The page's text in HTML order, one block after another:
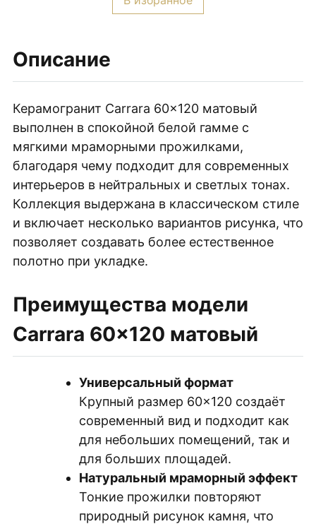
Carrara
Описание
Керамогранит Carrara 60×120 матовый
выполнен в спокойной белой гамме с
мягкими мраморными прожилками,
благодаря чему подходит для современных
интерьеров в нейтральных и светлых тонах.
Коллекция выдержана в классическом стиле
и включает несколько вариантов рисунка, что
позволяет создавать более естественное
полотно при укладке.
Преимущества модели
Carrara 60×120 матовый
Универсальный формат
Крупный размер 60×120 создаёт
современный вид и подходит как
для небольших помещений, так и
для больших площадей.
Натуральный мраморный эффект
Тонкие прожилки повторяют
природный рисунок камня, что
Плитка керамическая матовая